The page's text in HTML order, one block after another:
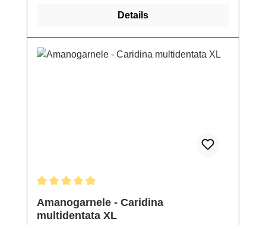
Details
Amanogarnele - Caridina
multidentata XL